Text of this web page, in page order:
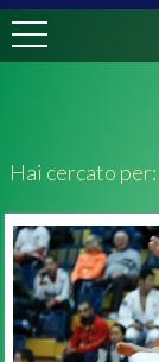
Hai cercato per: